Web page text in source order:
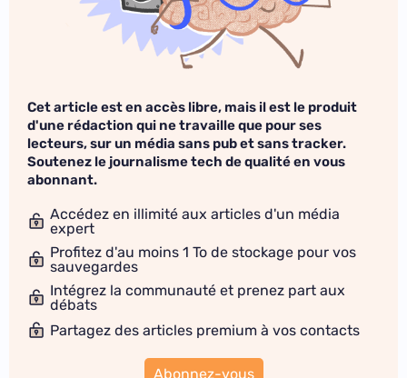
Cet article est en accès libre, mais il est le produit
d'une rédaction qui ne travaille que pour ses
lecteurs, sur un média sans pub et sans tracker.
Soutenez le journalisme tech de qualité en vous
abonnant.
Accédez en illimité aux articles d'un média
expert
Profitez d'au moins 1 To de stockage pour vos
sauvegardes
Intégrez la communauté et prenez part aux
débats
Partagez des articles premium à vos contacts
Abonnez-vous